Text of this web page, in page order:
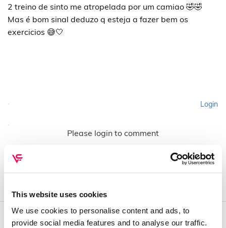
This website uses cookies
We use cookies to personalise content and ads, to
provide social media features and to analyse our traffic.
2 treino de sinto me atropelada por um camiao 🤣🤣
Mas é bom sinal deduzo q esteja a fazer bem os
exercicios 😅🤍
Login
Please login to comment